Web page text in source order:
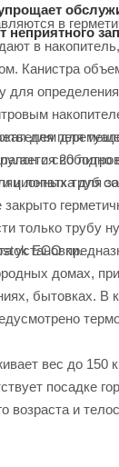
неприятного
в
в
Канистра
для
для
20
и лопатка для
для
и свободно
труб
закрыто
только трубу
установки.
ЕСО
домах,
бытовках. В
вес до 150
посадке
возраста и